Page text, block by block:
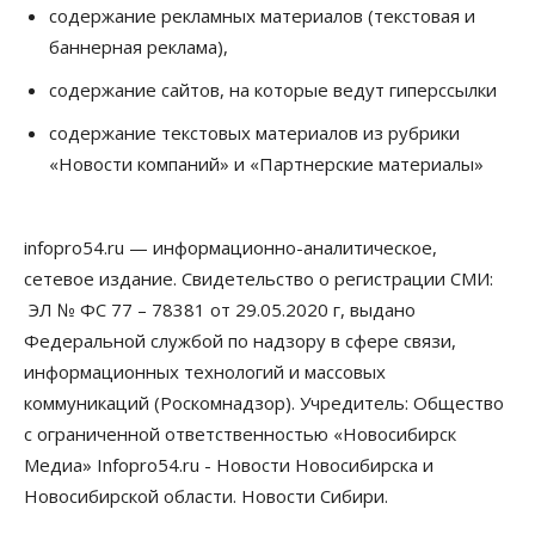
Бизнес
В аэропорту Толмачёво завершены работы по
бетонированию рулежных дорожек
Бизнес Недвижимость Общество
Новосибирцы стали реже оформлять
дома по упрощенной схеме
Власть Общество Право&Порядок
мяса в Новосибирской области
07 Августа 2026, 15:00
Финансы
Расходы новосибирцев на спорт выросли на 40%
за полгода
07 Августа 2026, 14:35
Сибирские аграрии увеличивают посевы горчицы
07 Августа 2026, 14:00
содержание рекламных материалов (текстовая и
баннерная реклама),
содержание сайтов, на которые ведут гиперссылки
содержание текстовых материалов из рубрики
«Новости компаний» и «Партнерские материалы»
infopro54.ru — информационно-аналитическое,
сетевое издание. Свидетельство о регистрации СМИ:
ЭЛ № ФС 77 – 78381 от 29.05.2020 г, выдано
Федеральной службой по надзору в сфере связи,
информационных технологий и массовых
коммуникаций (Роскомнадзор). Учредитель: Общество
с ограниченной ответственностью «Новосибирск
Медиа» Infopro54.ru - Новости Новосибирска и
Новосибирской области. Новости Сибири.